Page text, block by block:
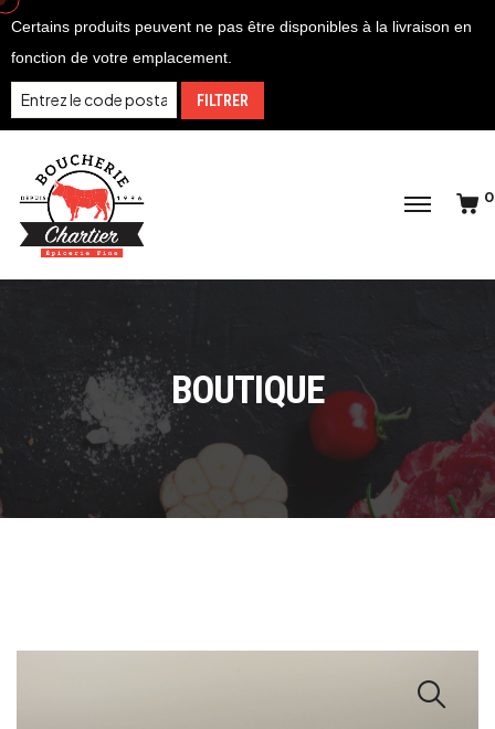
Certains produits peuvent ne pas être disponibles à la livraison en
fonction de votre emplacement.
FILTRER
0
BOUTIQUE